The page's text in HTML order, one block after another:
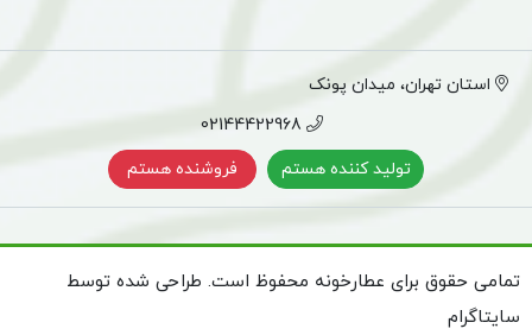
استان تهران، میدان پونک
02144422968
تولید کننده هستم
فروشنده هستم
تمامی حقوق برای عطارخونه محفوظ است. طراحی شده توسط
سایتاگرام